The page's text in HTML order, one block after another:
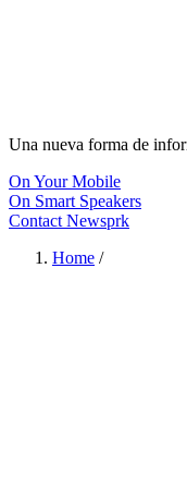
Una nueva forma de
On Your Mobile
On Smart Speakers
Contact Newsprk
Home /